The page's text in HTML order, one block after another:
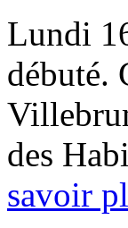
Lundi
débuté.
des
savoir